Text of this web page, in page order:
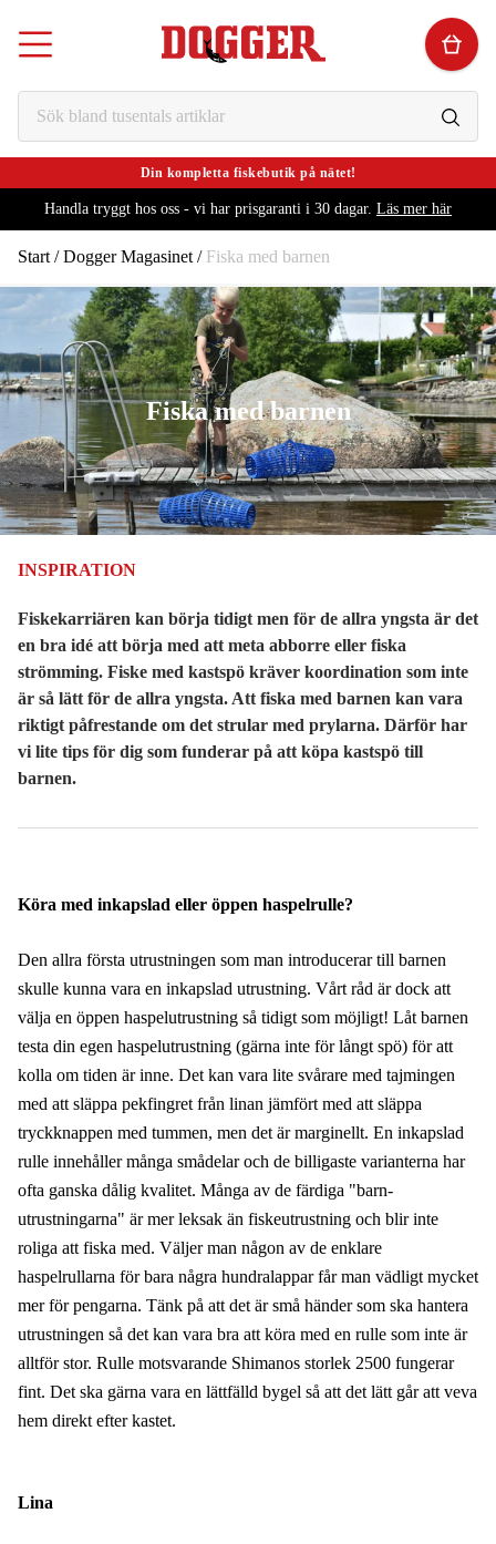
Din kompletta fiskebutik på nätet!
Handla tryggt hos oss - vi har prisgaranti i 30 dagar. Läs mer här
Start / Dogger Magasinet / Fiska med barnen
Fiska med barnen
INSPIRATION
Fiskekarriären kan börja tidigt men för de allra yngsta är det
en bra idé att börja med att meta abborre eller fiska
strömming. Fiske med kastspö kräver koordination som inte
är så lätt för de allra yngsta. Att fiska med barnen kan vara
riktigt påfrestande om det strular med prylarna. Därför har
vi lite tips för dig som funderar på att köpa kastspö till
barnen.
Köra med inkapslad eller öppen haspelrulle?
Den allra första utrustningen som man introducerar till barnen
skulle kunna vara en inkapslad utrustning. Vårt råd är dock att
välja en öppen haspelutrustning så tidigt som möjligt! Låt barnen
testa din egen haspelutrustning (gärna inte för långt spö) för att
kolla om tiden är inne. Det kan vara lite svårare med tajmingen
med att släppa pekfingret från linan jämfört med att släppa
tryckknappen med tummen, men det är marginellt. En inkapslad
rulle innehåller många smådelar och de billigaste varianterna har
ofta ganska dålig kvalitet. Många av de färdiga "barn-
utrustningarna" är mer leksak än fiskeutrustning och blir inte
roliga att fiska med. Väljer man någon av de enklare
haspelrullarna för bara några hundralappar får man vädligt mycket
mer för pengarna. Tänk på att det är små händer som ska hantera
utrustningen så det kan vara bra att köra med en rulle som inte är
alltför stor. Rulle motsvarande Shimanos storlek 2500 fungerar
fint. Det ska gärna vara en lättfälld bygel så att det lätt går att veva
hem direkt efter kastet.
Lina